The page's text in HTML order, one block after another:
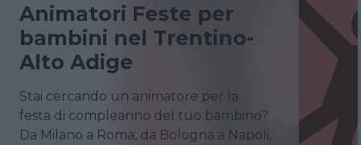
Animatori Feste per
bambini nel Trentino-
Alto Adige
Stai cercando un animatore per la
festa di compleanno del tuo bambino?
Da Milano a Roma, da Bologna a Napoli,